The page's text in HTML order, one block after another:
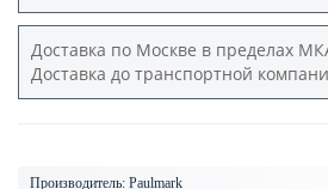
Доставка по Москве в пределах
Доставка до транспортной
Производитель: Paulmark